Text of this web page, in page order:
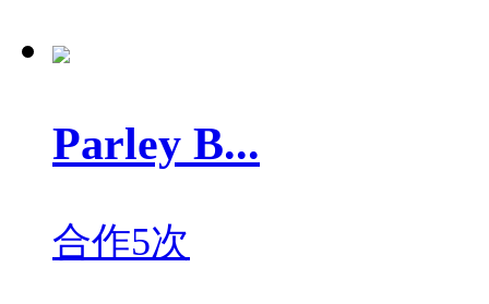
Parley B...
合作5次